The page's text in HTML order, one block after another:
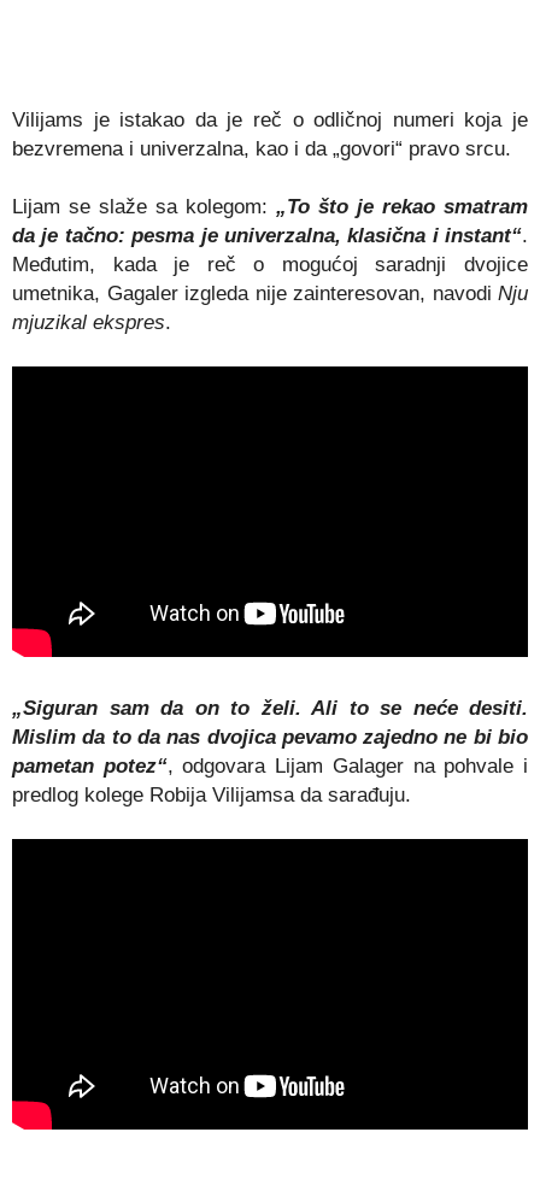
Vilijams je istakao da je reč o odličnoj numeri koja je
bezvremena i univerzalna, kao i da „govori“ pravo srcu.
Lijam se slaže sa kolegom: „To što je rekao smatram
da je tačno: pesma je univerzalna, klasična i instant“.
Međutim, kada je reč o mogućoj saradnji dvojice
umetnika, Gagaler izgleda nije zainteresovan, navodi Nju
mjuzikal ekspres.
„Siguran sam da on to želi. Ali to se neće desiti.
Mislim da to da nas dvojica pevamo zajedno ne bi bio
pametan potez“, odgovara Lijam Galager na pohvale i
predlog kolege Robija Vilijamsa da sarađuju.